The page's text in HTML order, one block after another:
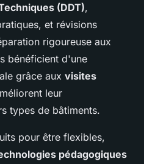
(DDT),
et révisions
rigoureuse aux
bénéficient d'une
grâce aux visites
leur
types de bâtiments.
pour être flexibles,
pédagogiques